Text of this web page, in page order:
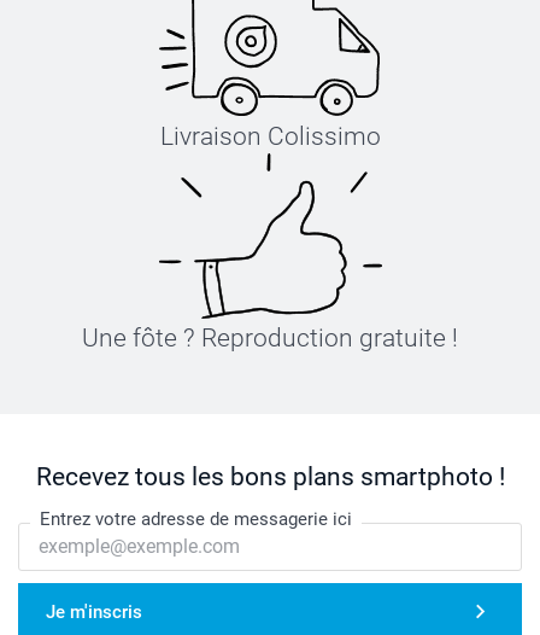
Livraison Colissimo
Une fôte ? Reproduction gratuite !
Recevez tous les bons plans smartphoto !
Entrez votre adresse de messagerie ici
Je m'inscris